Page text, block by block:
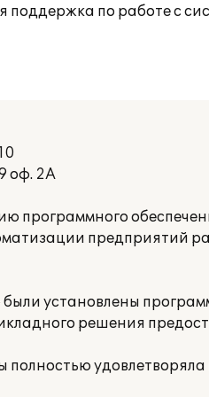
поддержка по работе с
оф. 2А
программного
предприятий
установлены
решения
полностью